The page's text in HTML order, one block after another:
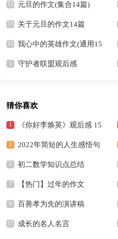
元旦的作文(集合14篇)
关于元旦的作文14篇
我心中的英雄作文(通用15
篇) 守护者联盟观后感
猜你喜欢
《你好李焕英》观后感 15
篇 2022年简短的人生感悟句
子汇编94句
初二数学知识点总结
【热门】过年的作文
百善孝为先的演讲稿
成长的名人名言